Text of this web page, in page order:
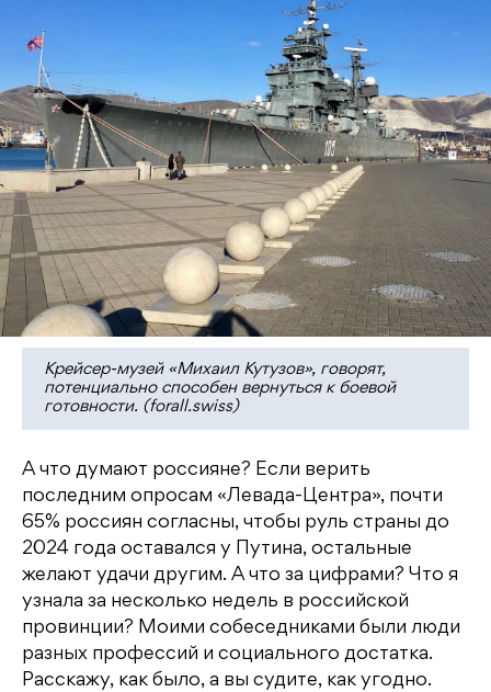
Крейсер-музей «Михаил Кутузов», говорят,
потенциально способен вернуться к боевой
готовности. (forall.swiss)
А что думают россияне? Если верить
последним опросам «Левада-Центра», почти
65% россиян согласны, чтобы руль страны до
2024 года оставался у Путина, остальные
желают удачи другим. А что за цифрами? Что я
узнала за несколько недель в российской
провинции? Моими собеседниками были люди
разных профессий и социального достатка.
Расскажу, как было, а вы судите, как угодно.